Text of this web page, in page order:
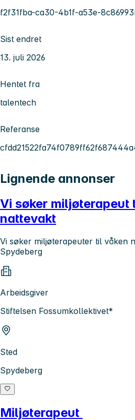
f2f31fba-ca30-4b1f-a53e-
Sist endret
13. juli 2026
Hentet fra
talentech
Referanse
Lignende annonser
Vi søker miljøterapeut
nattevakt
Vi søker miljøterapeuter til våken
Spydeberg
Arbeidsgiver
Stiftelsen Fossumkollektivet*
Sted
Spydeberg
Miljøterapeut